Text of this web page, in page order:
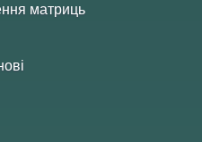
матриць